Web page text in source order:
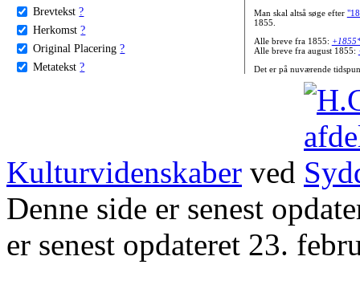
Brevtekst ?
Herkomst ?
Original Placering ?
Metatekst ?
Man skal altså søge efter
1855.
Alle breve fra 1855:
Alle breve fra august 1855:
Det er på nuværende
Kulturvidenskaber ved
Denne side er senest
er senest opdateret 23.